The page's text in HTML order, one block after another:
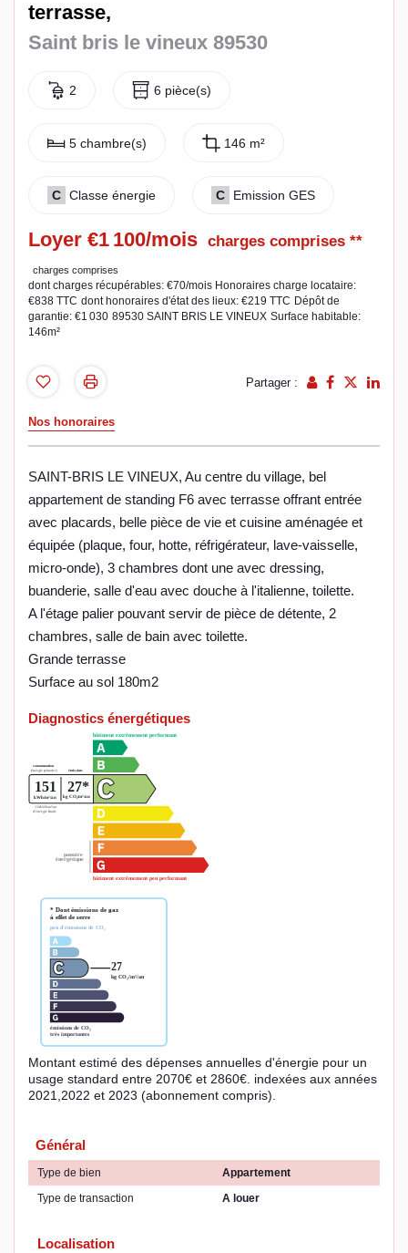
terrasse,
Saint bris le vineux 89530
2 6 pièce(s)
5 chambre(s) 146 m²
C Classe énergie C Emission GES
Loyer €1 100/mois charges comprises **
charges comprises
dont charges récupérables: €70/mois Honoraires charge locataire:
€838 TTC dont honoraires d'état des lieux: €219 TTC Dépôt de
garantie: €1 030 89530 SAINT BRIS LE VINEUX Surface habitable:
146m²
Partager :
Nos honoraires
SAINT-BRIS LE VINEUX, Au centre du village, bel
appartement de standing F6 avec terrasse offrant entrée
avec placards, belle pièce de vie et cuisine aménagée et
équipée (plaque, four, hotte, réfrigérateur, lave-vaisselle,
micro-onde), 3 chambres dont une avec dressing,
buanderie, salle d'eau avec douche à l'italienne, toilette.
A l'étage palier pouvant servir de pièce de détente, 2
chambres, salle de bain avec toilette.
Grande terrasse
Surface au sol 180m2
Diagnostics énergétiques
Montant estimé des dépenses annuelles d'énergie pour un
usage standard entre 2070€ et 2860€. indexées aux années
2021,2022 et 2023 (abonnement compris).
Général
Type de bien
Appartement
Type de transaction
A louer
Localisation